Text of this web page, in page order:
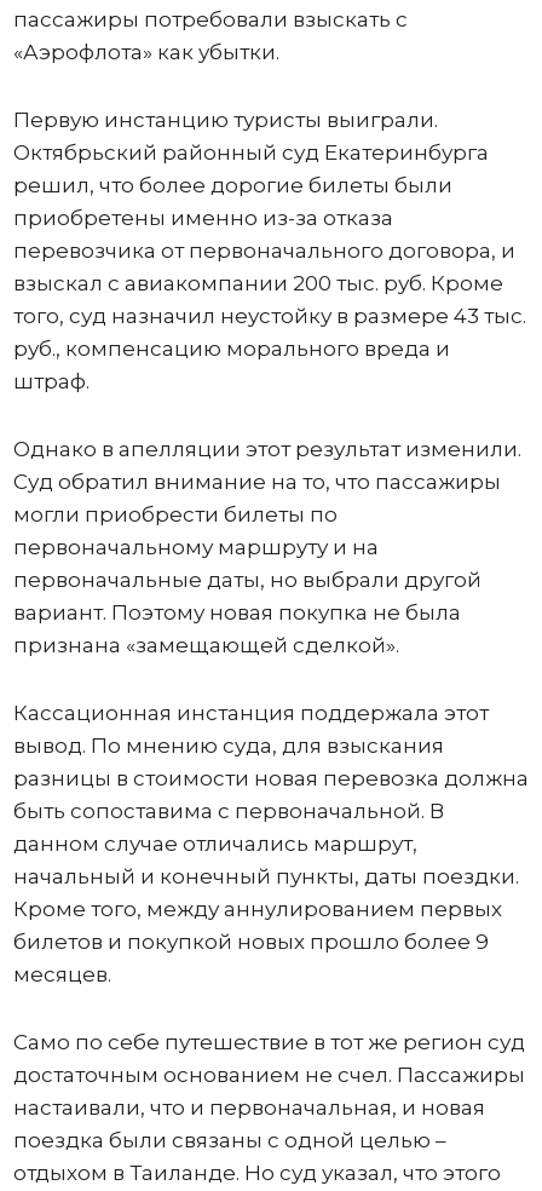
пассажиры потребовали взыскать с
«Аэрофлота» как убытки.
Первую инстанцию туристы выиграли.
Октябрьский районный суд Екатеринбурга
решил, что более дорогие билеты были
приобретены именно из-за отказа
перевозчика от первоначального договора, и
взыскал с авиакомпании 200 тыс. руб. Кроме
того, суд назначил неустойку в размере 43 тыс.
руб., компенсацию морального вреда и
штраф.
Однако в апелляции этот результат изменили.
Суд обратил внимание на то, что пассажиры
могли приобрести билеты по
первоначальному маршруту и на
первоначальные даты, но выбрали другой
вариант. Поэтому новая покупка не была
признана «замещающей сделкой».
Кассационная инстанция поддержала этот
вывод. По мнению суда, для взыскания
разницы в стоимости новая перевозка должна
быть сопоставима с первоначальной. В
данном случае отличались маршрут,
начальный и конечный пункты, даты поездки.
Кроме того, между аннулированием первых
билетов и покупкой новых прошло более 9
месяцев.
Само по себе путешествие в тот же регион суд
достаточным основанием не счел. Пассажиры
настаивали, что и первоначальная, и новая
поездка были связаны с одной целью –
отдыхом в Таиланде. Но суд указал, что этого